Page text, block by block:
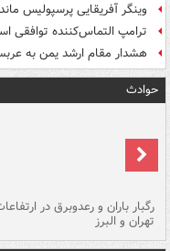
وینگر آفریقایی پرسپولیس
ترامپ التماس‌کننده توافقی
هشدار مقام ارشد یمن به
حوادث
رگبار باران و رعدوبرق در
تهران و البرز